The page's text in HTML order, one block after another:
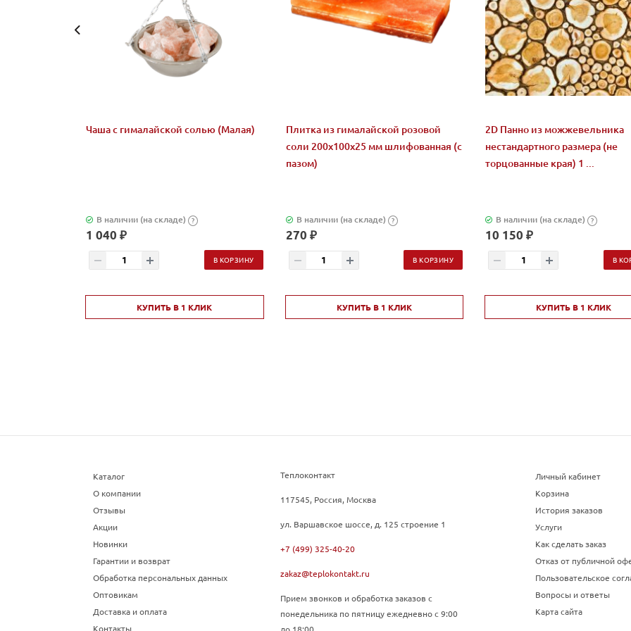
Чаша с гималайской солью (Малая)
В наличии (на складе) ?
1 040 ₽
В КОРЗИНУ
КУПИТЬ В 1 КЛИК
Плитка из гималайской розовой
соли 200x100x25 мм шлифованная (с
пазом)
В наличии (на складе) ?
270 ₽
В КОРЗИНУ
КУПИТЬ В 1 КЛИК
2D Панно из можжевельника
нестандартного размера (не
торцованные края) 1 ...
В наличии (на складе) ?
10 150 ₽
В
КУПИТЬ В 1 КЛИК
Каталог
О компании
Отзывы
Акции
Новинки
Гарантии и возврат
Обработка персональных данных
Оптовикам
Доставка и оплата
Контакты
Теплоконтакт
117545, Россия, Москва
ул. Варшавское шоссе, д. 125 строение 1
+7 (499) 325-40-20
zakaz@teplokontakt.ru
Прием звонков и обработка заказов с
понедельника по пятницу ежедневно с 9:00
Личный кабинет
Корзина
История заказов
Услуги
Как сделать заказ
Отказ от публичной
Пользовательское
Вопросы и ответы
Карта сайта